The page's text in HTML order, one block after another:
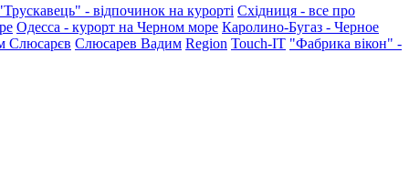
- відпочинок на курорті Східниця - все про
Одесса - курорт на Черном море Каролино-Бугаз - Черное
Слюсарєв Слюсарев Вадим Region Touch-IT "Фабрика вікон" -